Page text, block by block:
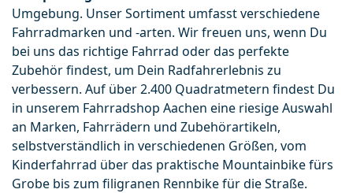
Umgebung. Unser Sortiment umfasst verschiedene
Fahrradmarken und -arten. Wir freuen uns, wenn Du
bei uns das richtige Fahrrad oder das perfekte
Zubehör findest, um Dein Radfahrerlebnis zu
verbessern. Auf über 2.400 Quadratmetern findest Du
in unserem Fahrradshop Aachen eine riesige Auswahl
an Marken, Fahrrädern und Zubehörartikeln,
selbstverständlich in verschiedenen Größen, vom
Kinderfahrrad über das praktische Mountainbike fürs
Grobe bis zum filigranen Rennbike für die Straße.